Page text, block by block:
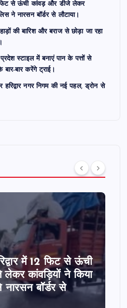
फिट से ऊंची कांवड़ और डीजे लेकर
ने नारसन बॉर्डर से लौटाया।
की बारिश और बराज से छोड़ा जा रहा
स्टाइल में बनाएं पान के पत्तों से
बार-बार करेंगे ट्राई।
हरिद्वार नगर निगम की नई पहल, ड्रोन से
में 12 फिट से ऊंची
कांवड़ियों ने किया
बॉर्डर से